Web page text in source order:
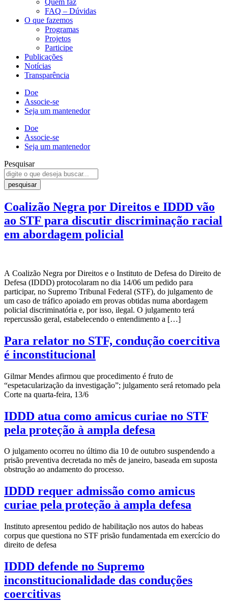
Quem faz
FAQ – Dúvidas
O que fazemos
Programas
Projetos
Participe
Publicações
Notícias
Transparência
Doe
Associe-se
Seja um mantenedor
Doe
Associe-se
Seja um mantenedor
Pesquisar
pesquisar
Coalizão Negra por Direitos e IDDD vão
ao STF para discutir discriminação racial
em abordagem policial
A Coalizão Negra por Direitos e o Instituto de Defesa do Direito de
Defesa (IDDD) protocolaram no dia 14/06 um pedido para
participar, no Supremo Tribunal Federal (STF), do julgamento de
um caso de tráfico apoiado em provas obtidas numa abordagem
policial discriminatória e, por isso, ilegal. O julgamento terá
repercussão geral, estabelecendo o entendimento a […]
Para relator no STF, condução coercitiva
é inconstitucional
Gilmar Mendes afirmou que procedimento é fruto de
“espetacularização da investigação”; julgamento será retomado pela
Corte na quarta-feira, 13/6
IDDD atua como amicus curiae no STF
pela proteção à ampla defesa
O julgamento ocorreu no último dia 10 de outubro suspendendo a
prisão preventiva decretada no mês de janeiro, baseada em suposta
obstrução ao andamento do processo.
IDDD requer admissão como amicus
curiae pela proteção à ampla defesa
Instituto apresentou pedido de habilitação nos autos do habeas
corpus que questiona no STF prisão fundamentada em exercício do
direito de defesa
IDDD defende no Supremo
inconstitucionalidade das conduções
coercitivas